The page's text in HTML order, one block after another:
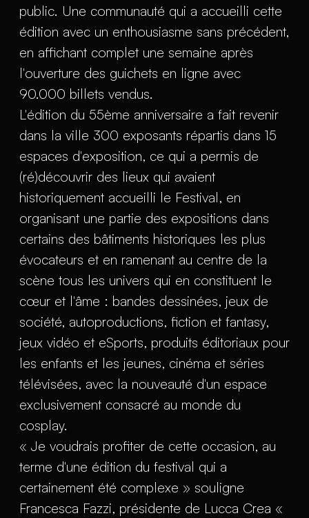
public. Une communauté qui a accueilli cette
édition avec un enthousiasme sans précédent,
en affichant complet une semaine après
l'ouverture des guichets en ligne avec
90.000 billets vendus.
L'édition du 55ème anniversaire a fait revenir
dans la ville 300 exposants répartis dans 15
espaces d'exposition, ce qui a permis de
(ré)découvrir des lieux qui avaient
historiquement accueilli le Festival, en
organisant une partie des expositions dans
certains des bâtiments historiques les plus
évocateurs et en ramenant au centre de la
scène tous les univers qui en constituent le
cœur et l'âme : bandes dessinées, jeux de
société, autoproductions, fiction et fantasy,
jeux vidéo et eSports, produits éditoriaux pour
les enfants et les jeunes, cinéma et séries
télévisées, avec la nouveauté d'un espace
exclusivement consacré au monde du
cosplay.
« Je voudrais profiter de cette occasion, au
terme d'une édition du festival qui a
certainement été complexe » souligne
Francesca Fazzi, présidente de Lucca Crea «